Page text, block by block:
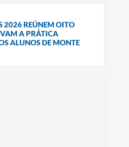
2026 REÚNEM OITO
A PRÁTICA
ALUNOS DE MONTE